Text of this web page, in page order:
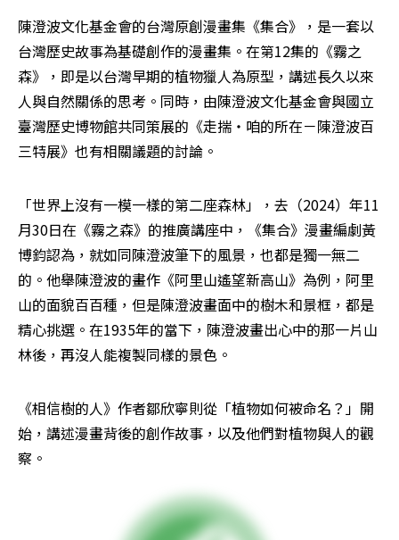
陳澄波文化基金會的台灣原創漫畫集《集合》，是一套以
台灣歷史故事為基礎創作的漫畫集。在第12集的《霧之
森》，即是以台灣早期的植物獵人為原型，講述長久以來
人與自然關係的思考。同時，由陳澄波文化基金會與國立
臺灣歷史博物館共同策展的《走揣・咱的所在－陳澄波百
三特展》也有相關議題的討論。
「世界上沒有一模一樣的第二座森林」，去（2024）年11
月30日在《霧之森》的推廣講座中，《集合》漫畫編劇黃
博鈞認為，就如同陳澄波筆下的風景，也都是獨一無二
的。他舉陳澄波的畫作《阿里山遙望新高山》為例，阿里
山的面貌百百種，但是陳澄波畫面中的樹木和景框，都是
精心挑選。在1935年的當下，陳澄波畫出心中的那一片山
林後，再沒人能複製同樣的景色。
《相信樹的人》作者鄒欣寧則從「植物如何被命名？」開
始，講述漫畫背後的創作故事，以及他們對植物與人的觀
察。